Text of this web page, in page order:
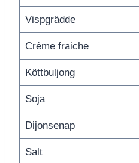
Vispgrädde
Crème fraiche
Köttbuljong
Soja
Dijonsenap
Salt